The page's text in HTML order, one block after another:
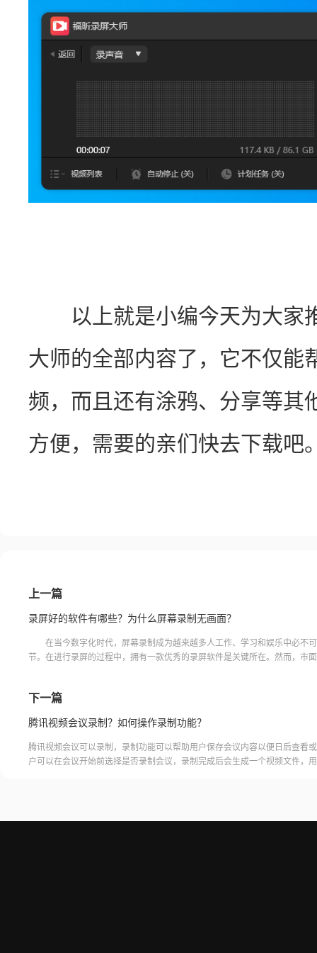
以上就是小编今天为大家
大师的全部内容了，它不仅能
频，而且还有涂鸦、分享等其
方便，需要的亲们快去下载吧
上一篇
录屏好的软件有哪些？为什么屏幕录制无画面？
在当今数字化时代，屏幕录制成为越来越多人工作、学习和娱乐中必不
节。在进行录屏的过程中，拥有一款优秀的录屏软件是关键所在。然而，市
下一篇
腾讯视频会议录制？如何操作录制功能？
腾讯视频会议可以录制，录制功能可以帮助用户保存会议内容以便日后查看
户可以在会议开始前选择是否录制会议，录制完成后会生成一个视频文件，